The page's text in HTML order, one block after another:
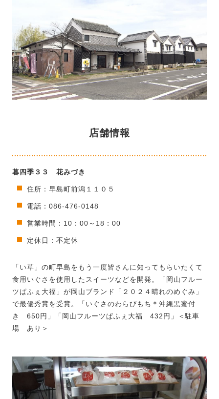
店舗情報
暮四季３３ 花みづき
住所：早島町前潟１１０５
電話：086-476-0148
営業時間：10：00～18：00
定休日：不定休
「い草」の町早島をもう一度皆さんに知ってもらいたくて
食用いぐさを使用したスイーツなどを開発。「岡山フルー
ツぱふぇ大福」が岡山ブランド「２０２４晴れのめぐみ」
で最優秀賞を受賞。「いぐさのわらびもち＊沖縄黒蜜付
き 650円」「岡山フルーツぱふぇ大福 432円」＜駐車
場 あり＞